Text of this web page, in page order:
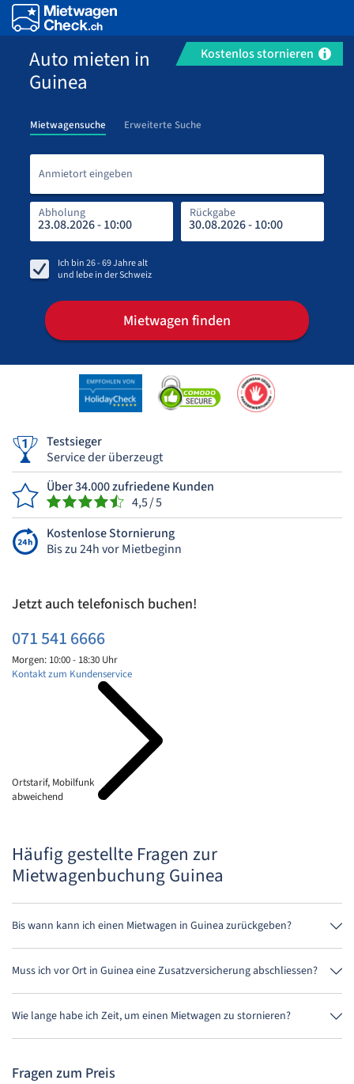
Kostenlos stornieren
Auto mieten in
Guinea
Mietwagensuche Erweiterte Suche
Anmietort eingeben
Abholung Rückgabe
Ich bin26 - 69Jahre alt
und lebe inder Schweiz
Mietwagen finden
Testsieger
Service der überzeugt
Über 34.000 zufriedene Kunden
4,5 / 5
Kostenlose Stornierung
Bis zu 24h vor Mietbeginn
Jetzt auch telefonisch buchen!
071 541 6666
Morgen: 10:00 - 18:30 Uhr
Ortstarif, Mobilfunk
abweichend
Kontakt zum Kundenservice
Häufig gestellte Fragen zur
Mietwagenbuchung Guinea
Bis wann kann ich einen Mietwagen in Guinea zurückgeben?
Grundsätzlich kannst Du den Mietwagen zu jeder Tageszeit
zurückgeben. Wichtig ist nur, dass Du den Mietwagen nicht später als
bei der Buchung angegeben, abgibst.
Muss ich vor Ort in Guinea eine Zusatzversicherung abschliessen?
Buche am besten über uns die Vollkaskoversicherung ohne
Selbstbeteiligung. So musst Du vor Ort keine weitere Versicherung
abschliessen.
Wie lange habe ich Zeit, um einen Mietwagen zu stornieren?
Du hast bis zu 24 Stunden vor Anmietung innerhalb der
Fragen zum Preis